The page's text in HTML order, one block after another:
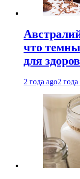
что
для
2 года ago2 года